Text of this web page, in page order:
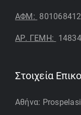
ΑΦΜ: 801068412
ΑΡ. ΓΕΜΗ:
Στοιχεία
Αθήνα: